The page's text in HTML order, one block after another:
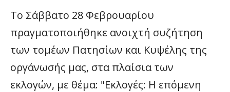
Το Σάββατο 28 Φεβρουαρίου
πραγματοποιήθηκε ανοιχτή συζήτηση
των τομέων Πατησίων και Κυψέλης της
οργάνωσής μας, στα πλαίσια των
εκλογών, με θέμα: "Εκλογές: Η επόμενη